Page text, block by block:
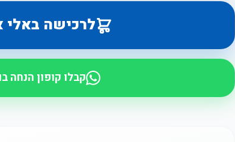
לרכישה
קבלו קופון הנחה